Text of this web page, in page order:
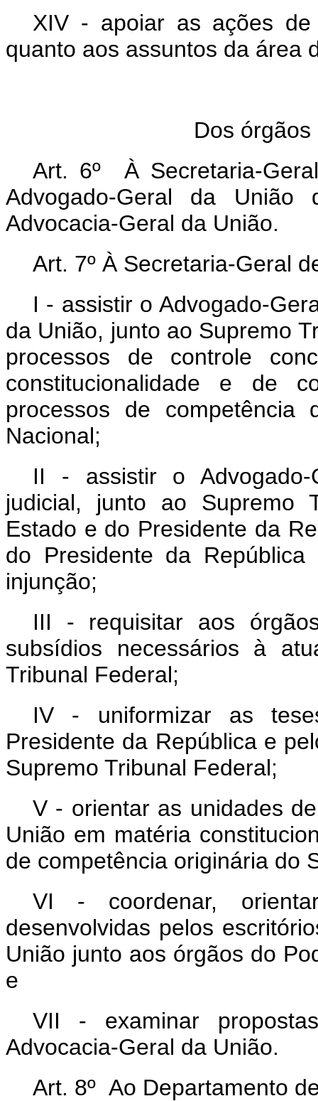
XIV - apoiar as ações de
quanto aos assuntos da área
Dos
Art. 6º À Secretaria-
Advogado-Geral da
Advocacia-Geral da União.
Art. 7º À Secretaria-Geral
I - assistir o Advogado-
da União, junto ao Supremo
processos de controle
constitucionalidade e de
processos de competência
Nacional;
II - assistir o
judicial, junto ao Supremo
Estado e do Presidente da
do Presidente da
injunção;
III - requisitar aos
subsídios necessários à
Tribunal Federal;
IV - uniformizar as
Presidente da República e
Supremo Tribunal Federal;
V - orientar as unidades
União em matéria
de competência originária do
VI - coordenar,
desenvolvidas pelos
União junto aos órgãos do
e
VII - examinar
Advocacia-Geral da União.
Art. 8º Ao Departamento